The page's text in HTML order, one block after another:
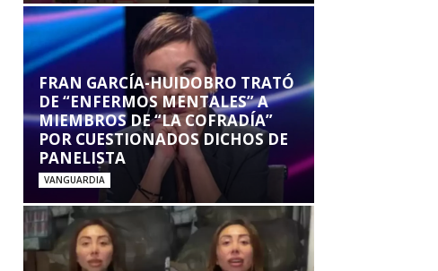
FRAN GARCÍA-HUIDOBRO TRATÓ
DE “ENFERMOS MENTALES” A
MIEMBROS DE “LA COFRADÍA”
POR CUESTIONADOS DICHOS DE
PANELISTA
VANGUARDIA